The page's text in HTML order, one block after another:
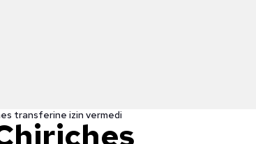
transferine izin vermedi